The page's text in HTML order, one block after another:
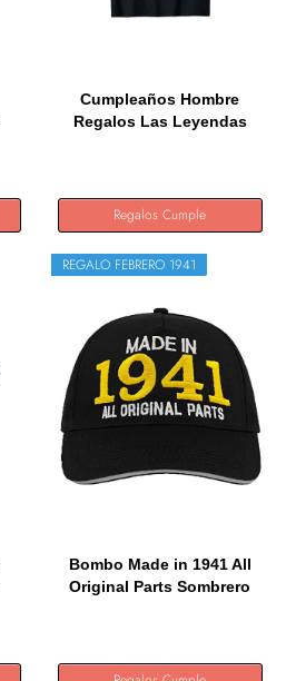
Cumpleaños Hombre
Regalos Las Leyendas
Regalos Cumple
REGALO FEBRERO 1941
Bombo Made in 1941 All
Original Parts Sombrero